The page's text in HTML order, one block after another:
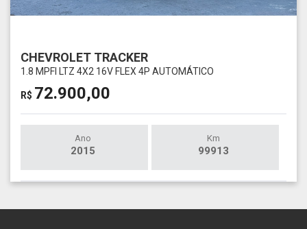
CHEVROLET TRACKER
1.8 MPFI LTZ 4X2 16V FLEX 4P AUTOMÁTICO
R$ 72.900,00
Ano
2015
Km
99913